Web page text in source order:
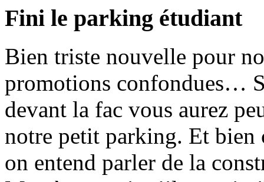
Fini le parking étudiant
Bien triste nouvelle pour
promotions confondues…
devant la fac vous aurez
notre petit parking. Et bien
on entend parler de la